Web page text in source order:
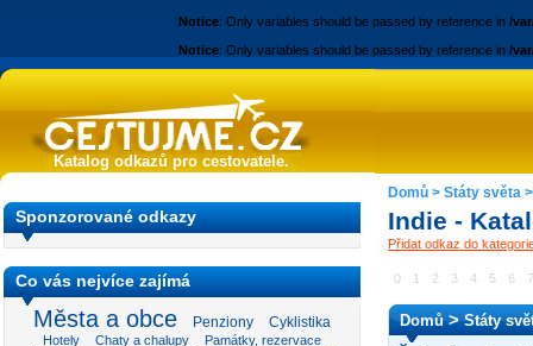
Notice: Only variables should be passed by reference in /
Notice: Only variables should be passed by reference in /
Katalog odkazů pro cestovatele.
Sponzorované odkazy
Co vás nejvíce zajímá
Města a obce Penziony Cyklistika
Hotely Chaty a chalupy
Památky, rezervace
Domů > Státy světa
Indie -
Přidat odkaz do
0 1 2 3 4 5 6 7
Domů>Státy